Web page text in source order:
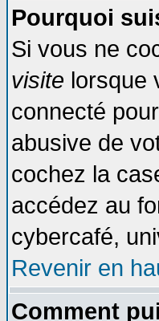
Pourquoi
Si vous ne
visite lorsque
connecté
abusive de
cochez la
accédez au
cybercafé,
Revenir en
Comment